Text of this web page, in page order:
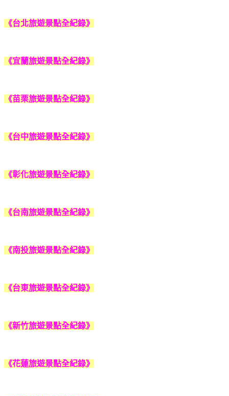
《台北旅遊景點全紀錄》
《宜蘭旅遊景點全紀錄》
《苗栗旅遊景點全紀錄》
《台中旅遊景點全紀錄》
《彰化旅遊景點全紀錄》
《台南旅遊景點全紀錄》
《南投旅遊景點全紀錄》
《台東旅遊景點全紀錄》
《新竹旅遊景點全紀錄》
《花蓮旅遊景點全紀錄》